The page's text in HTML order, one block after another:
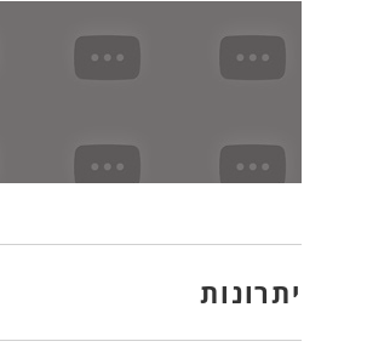
יתרונות